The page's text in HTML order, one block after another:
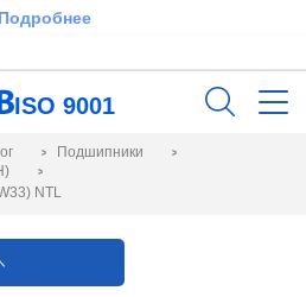
Подробнее
ISO 9001
Подшипники
NTL